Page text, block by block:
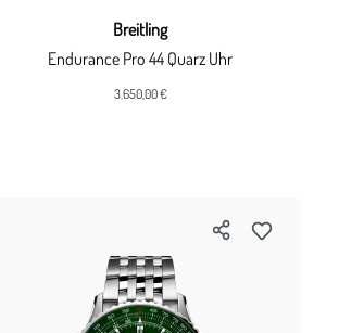
Breitling
Endurance Pro 44 Quarz Uhr
3.650,00 €